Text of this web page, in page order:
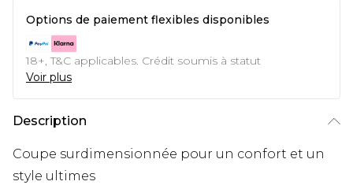
Options de paiement flexibles disponibles
18+, T&C applicables. Crédit soumis à statut
Voir plus
Description
Coupe surdimensionnée pour un confort et un
style ultimes